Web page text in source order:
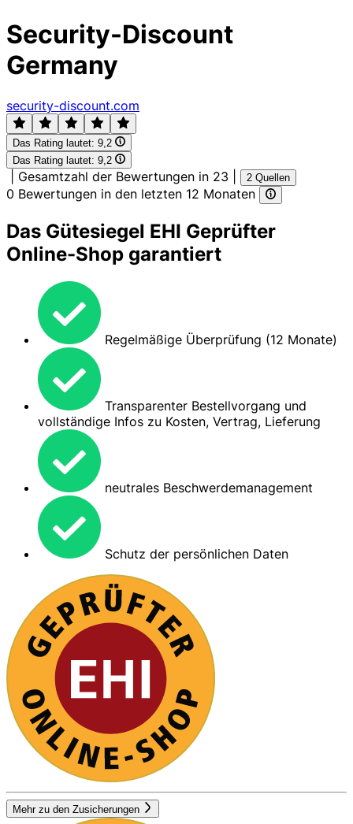
Security-Discount
Germany
security-discount.com
Das Rating lautet: 9,2
Das Rating lautet: 9,2
Gesamtzahl der Bewertungen in 23 2 Quellen
0 Bewertungen in den letzten 12 Monaten
Das Gütesiegel EHI Geprüfter
Online-Shop garantiert
Regelmäßige Überprüfung (12 Monate)
Transparenter Bestellvorgang und
vollständige Infos zu Kosten, Vertrag, Lieferung
neutrales Beschwerdemanagement
Schutz der persönlichen Daten
Mehr zu den Zusicherungen